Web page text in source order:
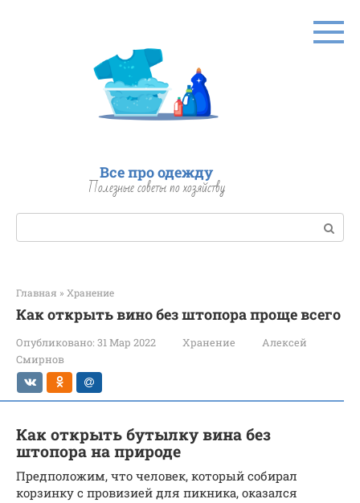
Все про одежду
Полезные советы по хозяйству
Поиск:
Главная » Хранение
Как открыть вино без штопора проще всего
Опубликовано: 31 Мар 2022 Хранение
Алексей
Смирнов
Как открыть бутылку вина без
штопора на природе
Предположим, что человек, который собирал
корзинку с провизией для пикника, оказался